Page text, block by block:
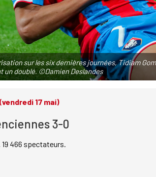
sur les six dernières journées, Tidiam
un doublé. ©Damien Deslandes
17 mai)
3-0
466 spectateurs.